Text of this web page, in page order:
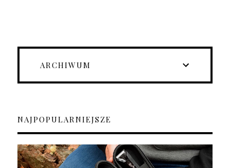
ARCHIWUM
NAJPOPULARNIEJSZE